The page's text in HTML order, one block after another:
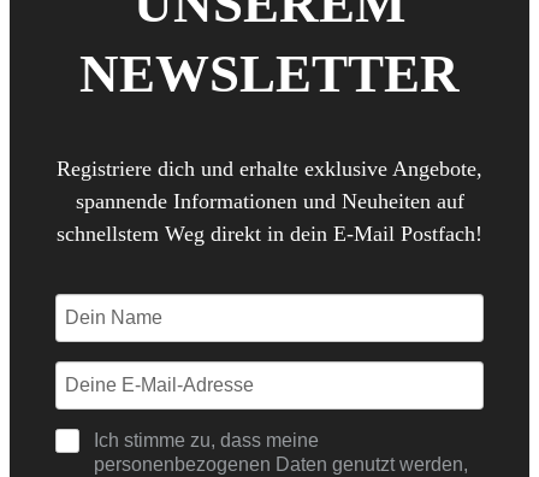
NEWSLETTER
Registriere dich und erhalte exklusive Angebote,
spannende Informationen und Neuheiten auf
schnellstem Weg direkt in dein E-Mail Postfach!
Ich stimme zu, dass meine
personenbezogenen Daten genutzt werden,